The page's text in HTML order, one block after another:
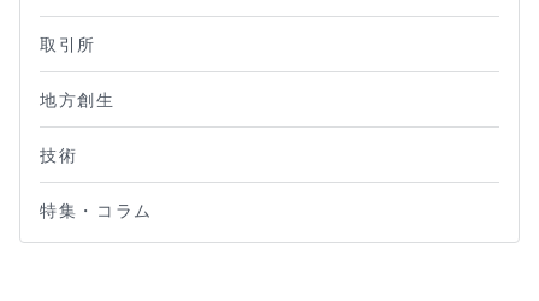
取引所
地方創生
技術
特集・コラム